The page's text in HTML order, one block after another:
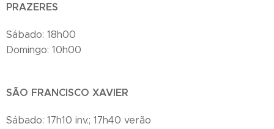
PRAZERES
Sábado: 18h00
Domingo: 10h00
SÃO FRANCISCO XAVIER
Sábado: 17h10 inv.; 17h40 verão